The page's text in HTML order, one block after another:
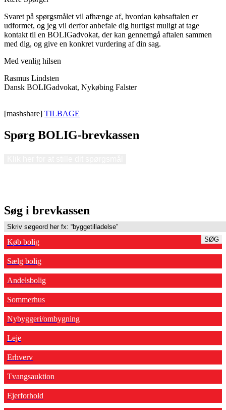
Svaret på spørgsmålet vil afhænge af, hvordan købsaftalen er
udformet, og jeg vil derfor anbefale dig hurtigst muligt at tage
kontakt til en BOLIGadvokat, der kan gennemgå aftalen sammen
med dig, og give en konkret vurdering af din sag.
Med venlig hilsen
Rasmus Lindsten
Dansk BOLIGadvokat, Nykøbing Falster
[mashshare] TILBAGE
Spørg BOLIG-brevkassen
Søg i brevkassen
SØG
Køb bolig
Sælg bolig
Andelsbolig
Sommerhus
Nybyggeri/ombygning
Leje
Erhverv
Tvangsauktion
Ejerforhold